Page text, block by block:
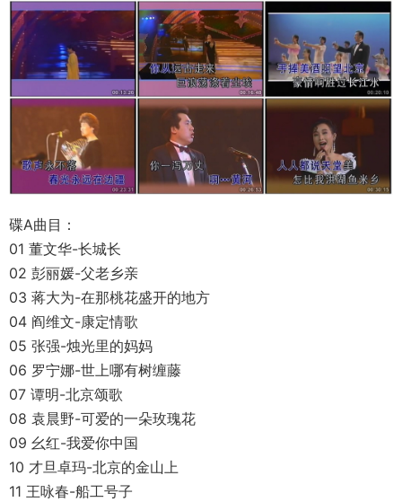
碟A曲目：
01 董文华-长城长
02 彭丽媛-父老乡亲
03 蒋大为-在那桃花盛开的地方
04 阎维文-康定情歌
05 张强-烛光里的妈妈
06 罗宁娜-世上哪有树缠藤
07 谭明-北京颂歌
08 袁晨野-可爱的一朵玫瑰花
09 幺红-我爱你中国
10 才旦卓玛-北京的金山上
11 王咏春-船工号子